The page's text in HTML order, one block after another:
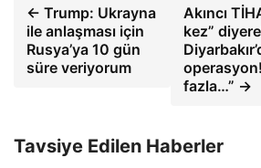
← Trump: Ukrayna
ile anlaşması için
Rusya’ya 10 gün
süre veriyorum
Akıncı
kez”
fazla…” →
Tavsiye Edilen Haberler